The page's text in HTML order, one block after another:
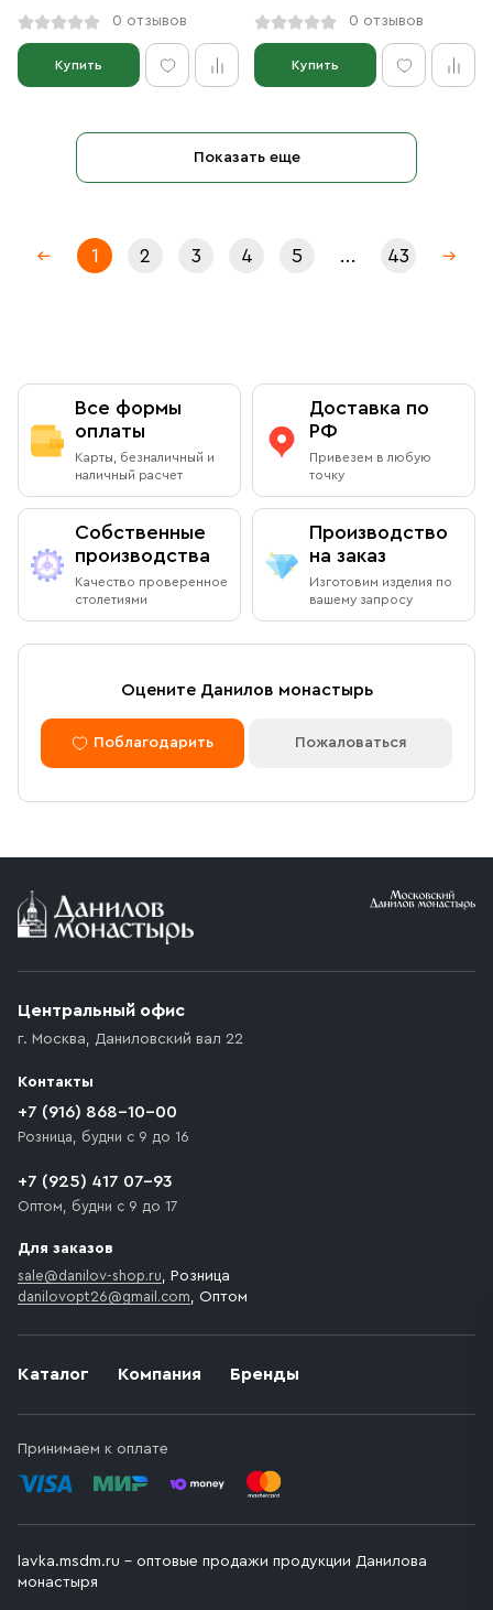
0 отзывов
Купить
0 отзывов
Купить
Показать еще
1 2 3 4 5 43
Все формы
оплаты
Карты, безналичный и
наличный расчет
Доставка по
РФ
Привезем в любую
точку
Собственные
производства
Качество проверенное
столетиями
Производство
на заказ
Изготовим изделия по
вашему запросу
Оцените Данилов монастырь
Поблагодарить Пожаловаться
Каталог Компания Бренды
Принимаем к оплате
Центральный офис
г. Москва, Даниловский вал 22
Контакты
+7 (916) 868-10-00
Розница, будни с 9 до 16
+7 (925) 417 07-93
Оптом, будни с 9 до 17
Для заказов
sale@danilov-shop.ru, Розница
danilovopt26@gmail.com, Оптом
lavka.msdm.ru – оптовые продажи продукции Данилова
монастыря